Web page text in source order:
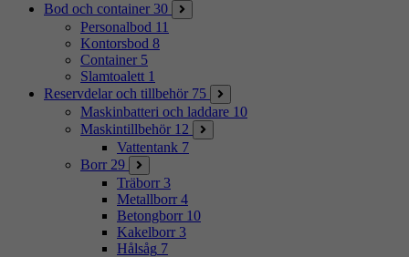
Bod och container 30
Personalbod 11
Kontorsbod 8
Container 5
Slamtoalett 1
Reservdelar och tillbehör 75
Maskinbatteri och laddare 10
Maskintillbehör 12
Vattentank 7
Borr 29
Träborr 3
Metallborr 4
Betongborr 10
Kakelborr 3
Hålsåg 7